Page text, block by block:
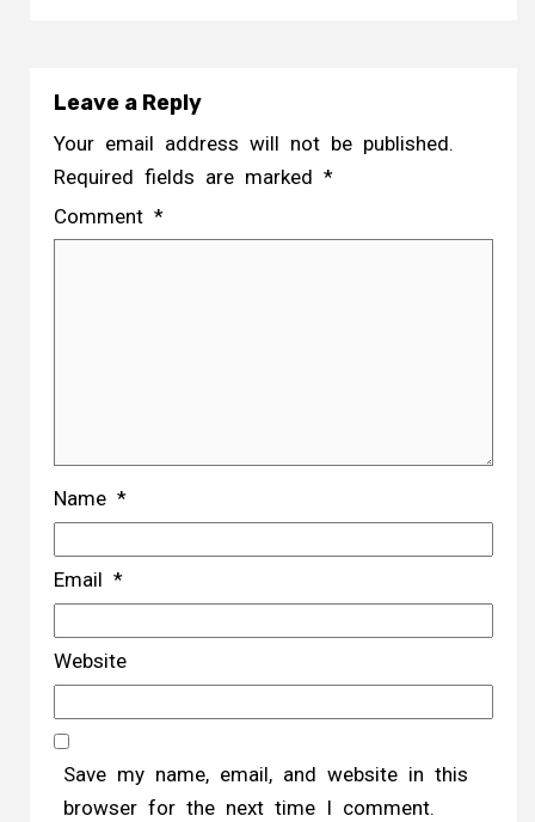
Leave a Reply
Your email address will not be published.
Required fields are marked *
Comment *
Name *
Email *
Website
Save my name, email, and website in this
browser for the next time I comment.